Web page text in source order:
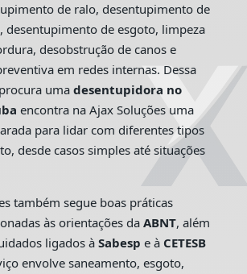
de ralo, desentupimento de
desentupimento de esgoto, limpeza
desobstrução de canos e
em redes internas. Dessa
umadesentupidora no
encontra na Ajax Soluções uma
para lidar com diferentes tipos
desde casos simples até situações
também segue boas práticas
às orientações da ABNT, além
ligados à Sabesp e à CETESB
envolve saneamento, esgoto,